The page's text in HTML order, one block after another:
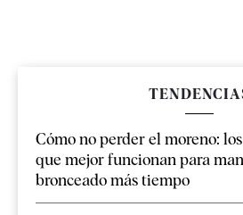
Cómo no perder el moreno:
que mejor funcionan para
bronceado más tiempo